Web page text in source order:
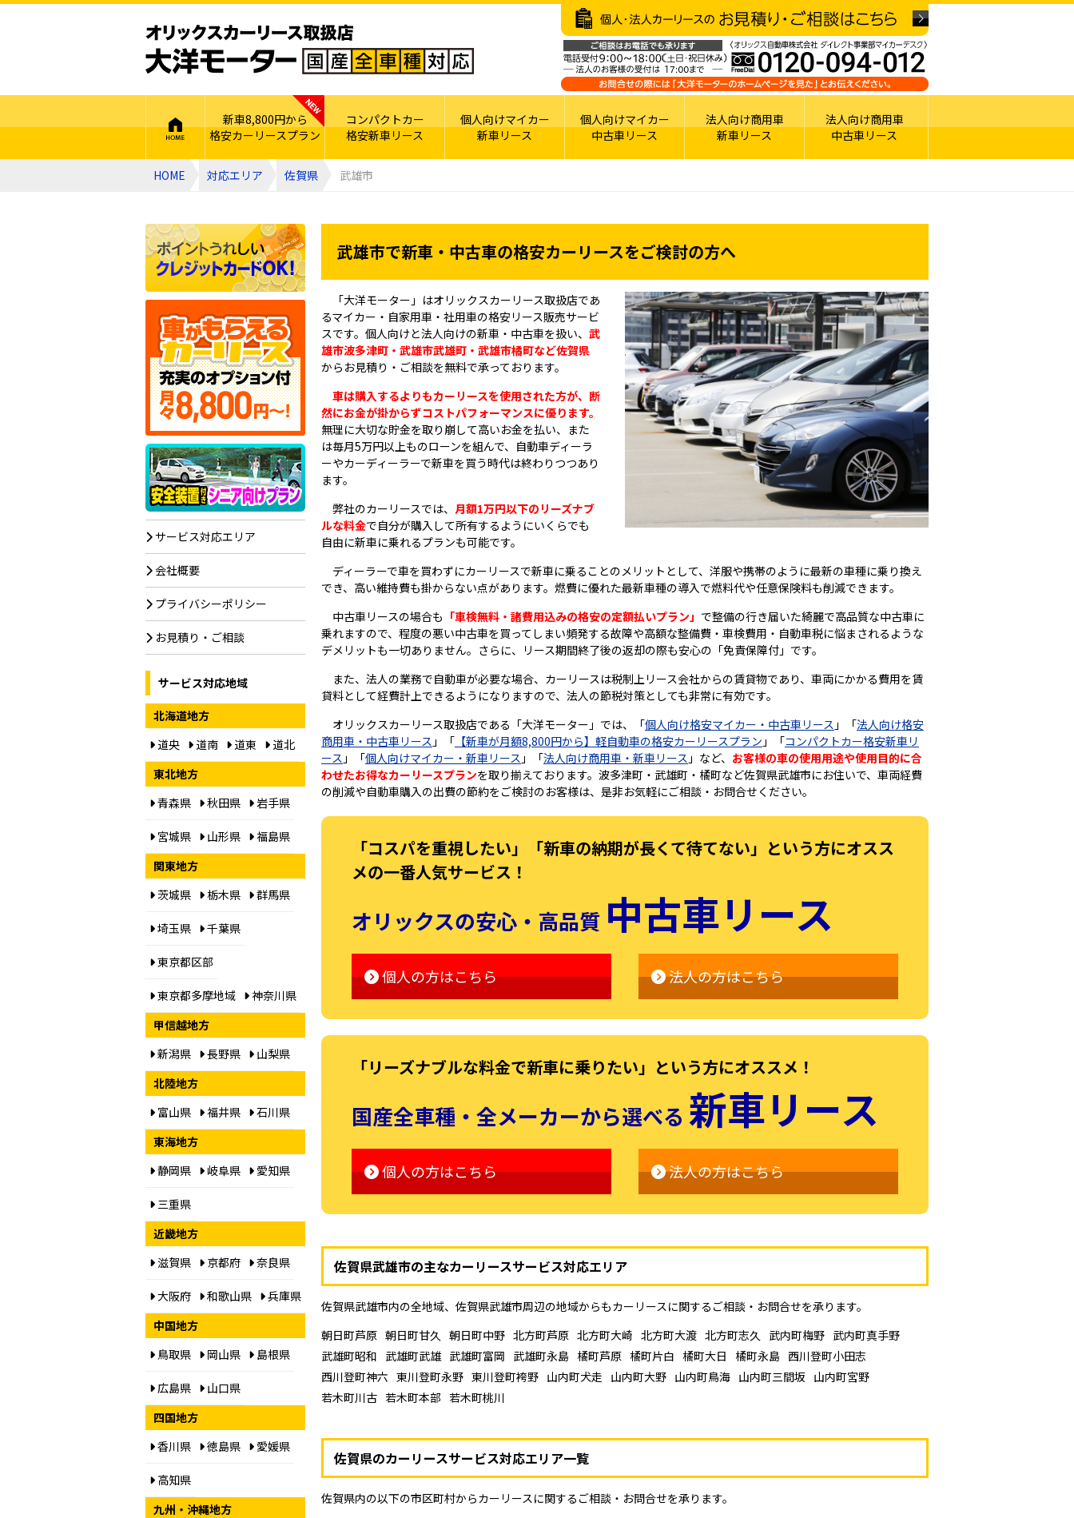
新車8,800円から
格安カーリースプラン
コンパクトカー
格安新車リース
個人向けマイカー
新車リース
個人向けマイカー
中古車リース
法人向け商用車
新車リース
法人向け商用車
中古車リース
HOME 対応エリア 佐賀県 武雄市
武雄市で新車・中古車の格安カーリースをご検討の方へ
「大洋モーター」はオリックスカーリース取扱店であ
るマイカー・自家用車・社用車の格安リース販売サービ
スです。個人向けと法人向けの新車・中古車を扱い、 武
雄市波多津町・武雄市武雄町・武雄市橘町など佐賀県
からお見積り・ご相談を無料で承っております。
車は購入するよりもカーリースを使用された方が、断
然にお金が掛からずコストパフォーマンスに優ります。
無理に大切な貯金を取り崩して高いお金を払い、また
は毎月5万円以上ものローンを組んで、自動車ディーラ
ーやカーディーラーで新車を買う時代は終わりつつあり
ます。
弊社のカーリースでは、 月額1万円以下のリーズナブ
ルな料金で自分が購入して所有するようにいくらでも
自由に新車に乗れるプランも可能です。
ディーラーで車を買わずにカーリースで新車に乗ることのメリットとして、洋服や携帯のように最新の車種に乗り換え
でき、高い維持費も掛からない点があります。燃費に優れた最新車種の導入で燃料代や任意保険料も削減できます。
中古車リースの場合も 「車検無料・諸費用込みの格安の定額払いプラン」 で整備の行き届いた綺麗で高品質な中古車に
乗れますので、程度の悪い中古車を買ってしまい頻発する故障や高額な整備費・車検費用・自動車税に悩まされるような
デメリットも一切ありません。さらに、リース期間終了後の返却の際も安心の「免責保障付」です。
また、法人の業務で自動車が必要な場合、カーリースは税制上リース会社からの賃貸物であり、車両にかかる費用を賃
貸料として経費計上できるようになりますので、法人の節税対策としても非常に有効です。
オリックスカーリース取扱店である「大洋モーター」では、「個人向け格安マイカー・中古車リース 」「法人向け格安
商用車・中古車リース 」「 【新車が月額8,800円から】軽自動車の格安カーリースプラン 」「コンパクトカー格安新車リ
ース 」「個人向けマイカー・新車リース 」「法人向け商用車・新車リース 」など、 お客様の車の使用用途や使用目的に合
わせたお得なカーリースプランを取り揃えております。波多津町・武雄町・橘町など佐賀県武雄市にお住いで、車両経費
の削減や自動車購入の出費の節約をご検討のお客様は、是非お気軽にご相談・お問合せください。
「コスパを重視したい」「新車の納期が長くて待てない」という方にオスス
メの一番人気サービス！
オリックスの安心・高品質 中古車リース
個人の方はこちら 法人の方はこちら
「リーズナブルな料金で新車に乗りたい」という方にオススメ！
国産全車種・全メーカーから選べる 新車リース
個人の方はこちら 法人の方はこちら
佐賀県武雄市の主なカーリースサービス対応エリア
佐賀県武雄市内の全地域、佐賀県武雄市周辺の地域からもカーリースに関するご相談・お問合せを承ります。
朝日町芦原 朝日町甘久 朝日町中野 北方町芦原 北方町大崎 北方町大渡 北方町志久 武内町梅野 武内町真手野
武雄町昭和 武雄町武雄 武雄町富岡 武雄町永島 橘町芦原 橘町片白 橘町大日 橘町永島 西川登町小田志
西川登町神六 東川登町永野 東川登町袴野 山内町犬走 山内町大野 山内町鳥海 山内町三間坂 山内町宮野
若木町川古 若木町本部 若木町桃川
佐賀県のカーリースサービス対応エリア一覧
佐賀県内の以下の市区町村からカーリースに関するご相談・お問合せを承ります。
サービス対応エリア
会社概要
プライバシーポリシー
お見積り・ご相談
サービス対応地域
北海道地方
道央
道南 道東
道北
東北地方
青森県
秋田県 岩手県
宮城県 山形県
福島県
関東地方
茨城県
栃木県 群馬県
埼玉県 千葉県
東京都区部
東京都多摩地域
神奈川県
甲信越地方
新潟県
長野県
山梨県
北陸地方
富山県
福井県
石川県
東海地方
静岡県
岐阜県 愛知県
三重県
近畿地方
滋賀県
京都府 奈良県
大阪府 和歌山県
兵庫県
中国地方
鳥取県
岡山県 島根県
広島県
山口県
四国地方
香川県
徳島県 愛媛県
高知県
九州・沖縄地方